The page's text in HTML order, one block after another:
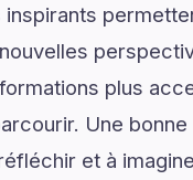
inspirants
plus
Une
et à